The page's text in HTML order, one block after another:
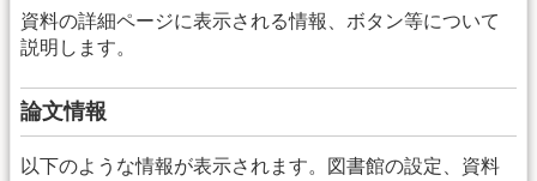
資料の詳細ページに表示される情報、ボタン等について
説明します。
論文情報
以下のような情報が表示されます。図書館の設定、資料